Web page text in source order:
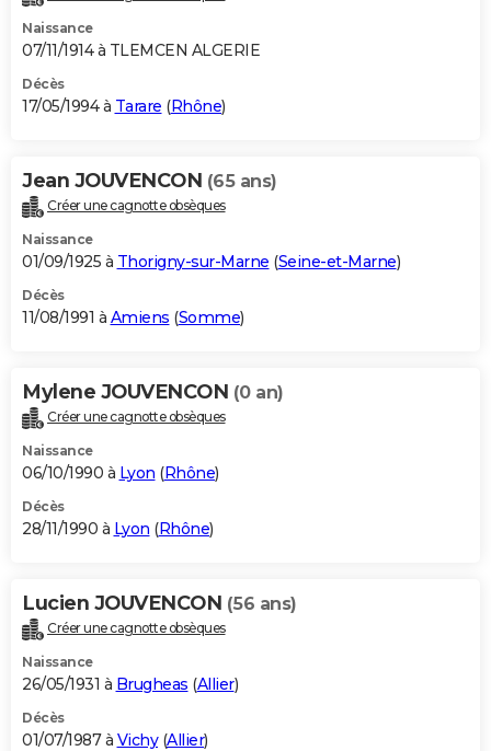
Naissance
07/11/1914 à TLEMCEN ALGERIE
Décès
17/05/1994 à Tarare (Rhône)
Jean JOUVENCON (65 ans)
Créer une cagnotte obsèques
Naissance
01/09/1925 à Thorigny-sur-Marne (Seine-et-Marne)
Décès
11/08/1991 à Amiens (Somme)
Mylene JOUVENCON (0 an)
Créer une cagnotte obsèques
Naissance
06/10/1990 à Lyon (Rhône)
Décès
28/11/1990 à Lyon (Rhône)
Lucien JOUVENCON (56 ans)
Créer une cagnotte obsèques
Naissance
26/05/1931 à Brugheas (Allier)
Décès
01/07/1987 à Vichy(Allier)